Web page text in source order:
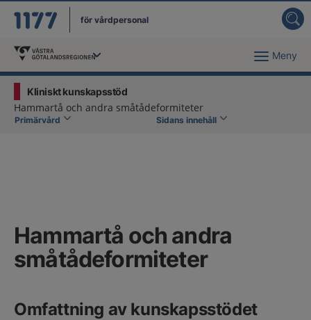
för vårdpersonal
Du har valt region Meny
Kliniskt kunskapsstöd
Hammartå och andra småtådeformiteter
Primärvård Sidans innehåll
Hammartå och andra
småtådeformiteter
Omfattning av kunskapsstödet